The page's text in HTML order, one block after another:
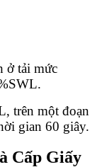
ở tải mức
trên một đoạn
gian 60 giây.
Cấp Giấy